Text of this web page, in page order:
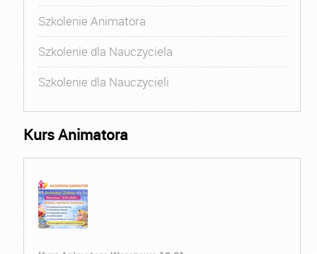
Szkolenie Animatora
Szkolenie dla Nauczyciela
Szkolenie dla Nauczycieli
Kurs Animatora